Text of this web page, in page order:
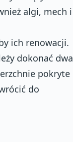
algi, mech i
ich renowacji.
dokonać dwa
pokryte
do